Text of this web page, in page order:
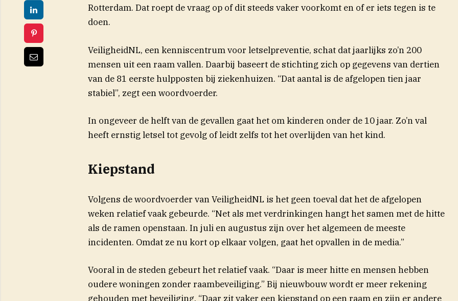
Rotterdam. Dat roept de vraag op of dit steeds vaker voorkomt en of er iets tegen is te
doen.
VeiligheidNL, een kenniscentrum voor letselpreventie, schat dat jaarlijks zo’n 200
mensen uit een raam vallen. Daarbij baseert de stichting zich op gegevens van dertien
van de 81 eerste hulpposten bij ziekenhuizen. “Dat aantal is de afgelopen tien jaar
stabiel”, zegt een woordvoerder.
In ongeveer de helft van de gevallen gaat het om kinderen onder de 10 jaar. Zo’n val
heeft ernstig letsel tot gevolg of leidt zelfs tot het overlijden van het kind.
Kiepstand
Volgens de woordvoerder van VeiligheidNL is het geen toeval dat het de afgelopen
weken relatief vaak gebeurde. “Net als met verdrinkingen hangt het samen met de hitte
als de ramen openstaan. In juli en augustus zijn over het algemeen de meeste
incidenten. Omdat ze nu kort op elkaar volgen, gaat het opvallen in de media.”
Vooral in de steden gebeurt het relatief vaak. “Daar is meer hitte en mensen hebben
oudere woningen zonder raambeveiliging.” Bij nieuwbouw wordt er meer rekening
gehouden met beveiliging. “Daar zit vaker een kiepstand op een raam en zijn er andere